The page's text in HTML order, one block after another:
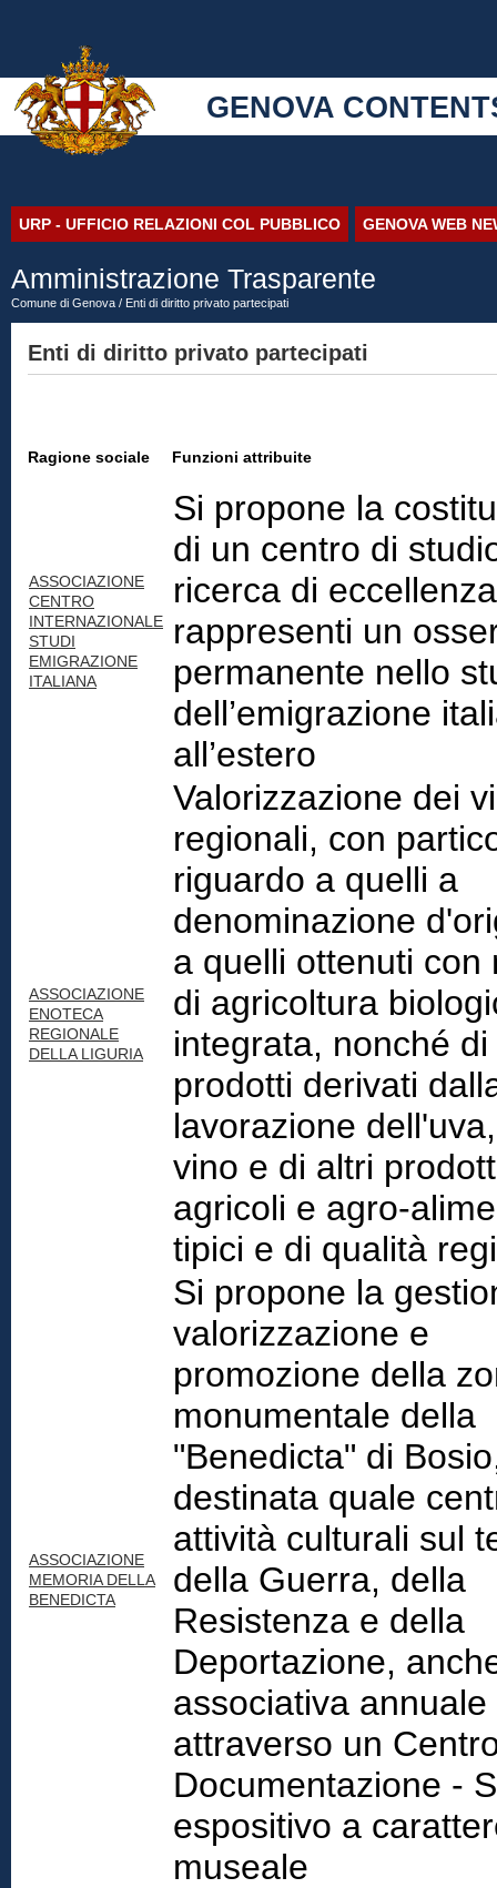
GENOVA
URP - UFFICIO RELAZIONI COL PUBBLICO GENOVA WEB
Amministrazione Trasparente
Comune di Genova / Enti di diritto privato partecipati
Enti di diritto privato partecipati
Ragione sociale Funzioni attribuite
ASSOCIAZIONE
CENTRO
INTERNAZIONALE
STUDI
EMIGRAZIONE
ITALIANA
Si propone la
di un centro di
ricerca di
rappresenti un
permanente nello
dell’emigrazione
all’estero
ASSOCIAZIONE
ENOTECA
REGIONALE
DELLA LIGURIA
Valorizzazione dei
regionali, con
riguardo a quelli a
denominazione
a quelli ottenuti con
di agricoltura
integrata, nonché
prodotti derivati
lavorazione
vino e di altri
agricoli e agro-
tipici e di qualità
ASSOCIAZIONE
MEMORIA DELLA
BENEDICTA
Si propone la
valorizzazione e
promozione della
monumentale della
"Benedicta" di
destinata quale
attività culturali sul
della Guerra, della
Resistenza e della
Deportazione,
associativa annuale
attraverso un
Documentazione -
espositivo a
museale